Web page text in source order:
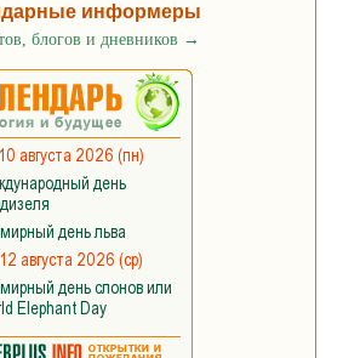
информеры
блогов и дневников →